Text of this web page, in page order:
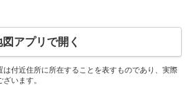
図アプリで開く
付近住所に所在することを表すものであり、実際
います。